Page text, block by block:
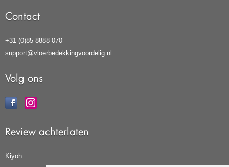
Contact
+31 (0)85 8888 070
support@vloerbedekkingvoordelig.nl
Volg ons
Review achterlaten
Kiyoh